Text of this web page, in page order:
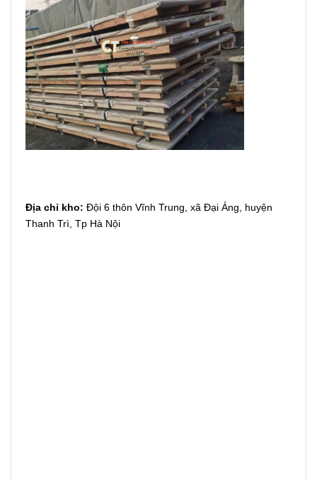
Địa chỉ kho: Đội 6 thôn Vĩnh Trung, xã Đại Áng, huyện
Thanh Trì, Tp Hà Nội